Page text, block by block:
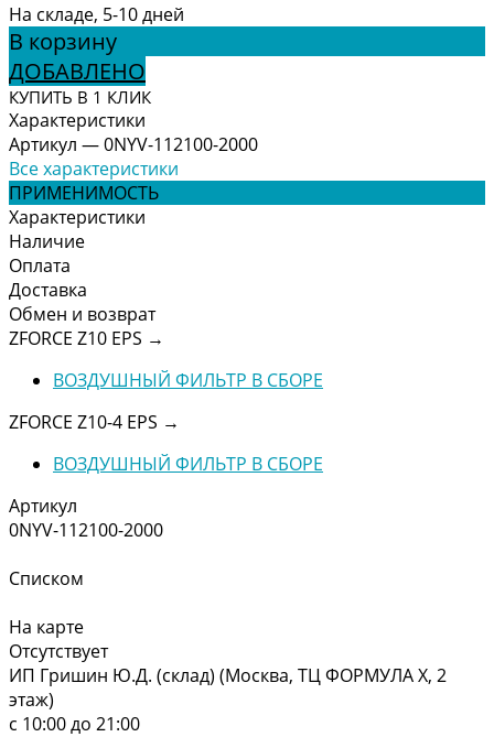
На складе, 5-10 дней
В корзину
ДОБАВЛЕНО
КУПИТЬ В 1 КЛИК
Характеристики
Артикул —0NYV-112100-2000
Все характеристики
ПРИМЕНИМОСТЬ
Характеристики
Наличие
Оплата
Доставка
Обмен и возврат
ZFORCE Z10 EPS →
ВОЗДУШНЫЙ ФИЛЬТР В СБОРЕ
ZFORCE Z10-4 EPS →
ВОЗДУШНЫЙ ФИЛЬТР В СБОРЕ
Артикул
0NYV-112100-2000
Списком
На карте
Отсутствует
ИП Гришин Ю.Д. (склад) (Москва, ТЦ ФОРМУЛА Х, 2
этаж)
с 10:00 до 21:00